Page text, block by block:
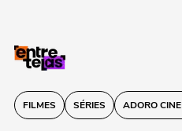
FILMES SÉRIES ADORO